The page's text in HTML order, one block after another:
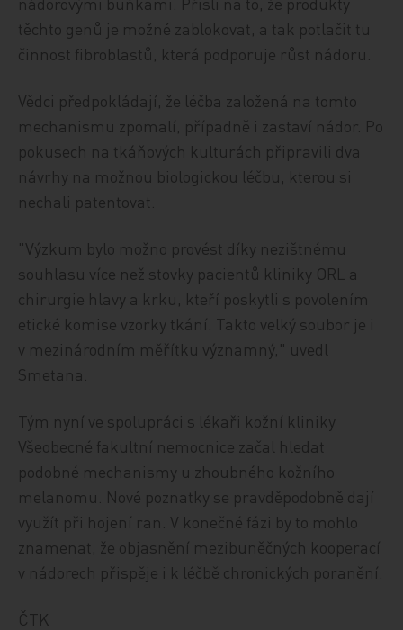
těchto genů je možné zablokovat, a tak potlačit tu
činnost fibroblastů, která podporuje růst nádoru.
Vědci předpokládají, že léčba založená na tomto
mechanismu zpomalí, případně i zastaví nádor. Po
pokusech na tkáňových kulturách připravili dva
návrhy na možnou biologickou léčbu, kterou si
nechali patentovat.
"Výzkum bylo možno provést díky nezištnému
souhlasu více než stovky pacientů kliniky ORL a
chirurgie hlavy a krku, kteří poskytli s povolením
etické komise vzorky tkání. Takto velký soubor je i
v mezinárodním měřítku významný," uvedl
Smetana.
Tým nyní ve spolupráci s lékaři kožní kliniky
Všeobecné fakultní nemocnice začal hledat
podobné mechanismy u zhoubného kožního
melanomu. Nové poznatky se pravděpodobně dají
využít při hojení ran. V konečné fázi by to mohlo
znamenat, že objasnění mezibuněčných kooperací
v nádorech přispěje i k léčbě chronických poranění.
ČTK